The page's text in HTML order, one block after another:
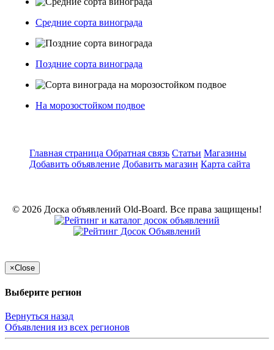
Средние сорта винограда
Поздние сорта винограда
На морозостойком подвое
Главная страница Обратная связь Статьи Магазины
Добавить объявление Добавить магазин Карта сайта
© 2026 Доска объявлений Old-Board. Все права защищены!
×Close
Выберите регион
Вернуться назад
Объявления из всех регионов